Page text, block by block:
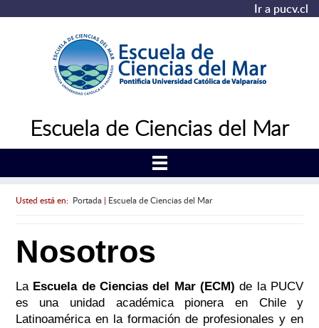
Ir a pucv.cl
Escuela de Ciencias del Mar
Usted está en: Portada| Escuela de Ciencias del Mar
Nosotros
La Escuela de Ciencias del Mar(ECM) de la PUCV
es una unidad académica pionera en Chile y
Latinoamérica en la formación de profesionales y en